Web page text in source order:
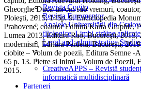
Revista Cogito
Revista Euromentor
Analele Universității din
filologice, Limbi străine aplicate
Legal and administrative
CreativeAPPS – Revistă
informatică multidisciplinară
Parteneri
Gheorghe Duca-un om sub vremuri,
Ploieşti, 2015, 145p. 9. Enciclopedia
Prahovene, coautor Editura Karta Graphic,
Lumea 2013, Editura Rao, Bucureşti, 2013,
modernism, Editura Paideia, București,
ciobite – Volum de poezii, Editura Semne -
65 p. 13. Pietre si Inimi – Volum de Poezii,
2015.